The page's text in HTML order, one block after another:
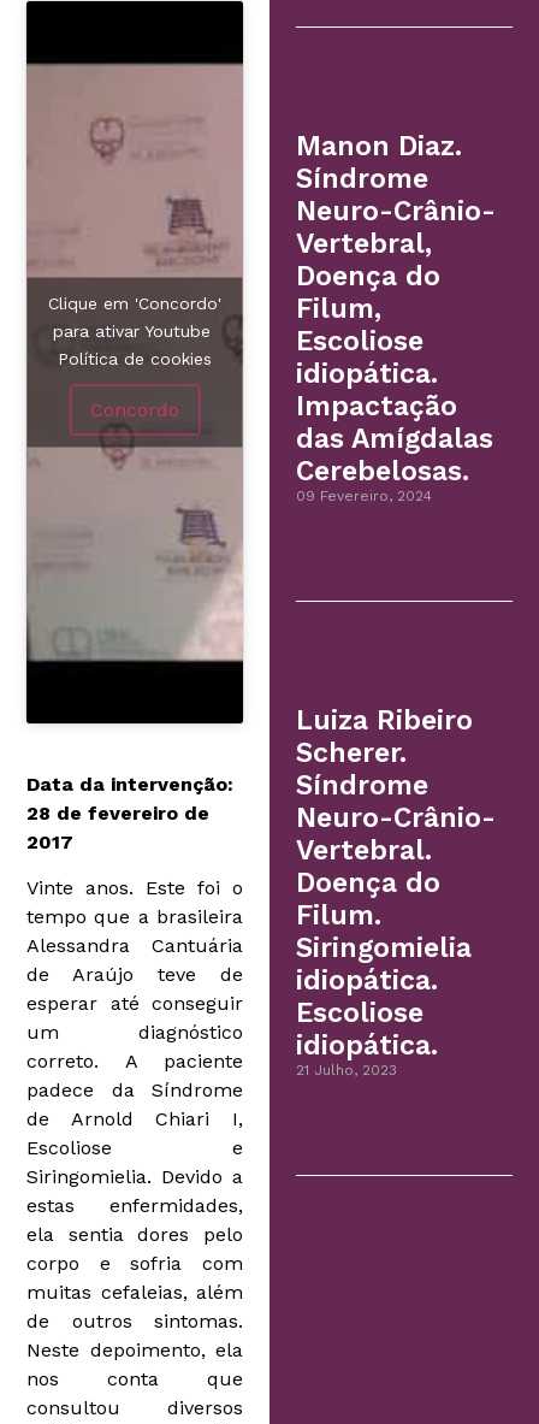
Clique em 'Concordo'
para ativar Youtube
Política de cookies
Concordo
Data da intervenção:
28 de fevereiro de
2017
Vinte anos. Este foi o
tempo que a brasileira
Alessandra Cantuária
de Araújo teve de
esperar até conseguir
um diagnóstico
correto. A paciente
padece da Síndrome
de Arnold Chiari I,
Escoliose e
Siringomielia. Devido a
estas enfermidades,
ela sentia dores pelo
corpo e sofria com
muitas cefaleias, além
de outros sintomas.
Neste depoimento, ela
nos conta que
consultou diversos
Manon Diaz.
Síndrome
Neuro-Crânio-
Vertebral,
Doença do
Filum,
Escoliose
idiopática.
Impactação
das Amígdalas
Cerebelosas.
09 Fevereiro, 2024
Luiza Ribeiro
Scherer.
Síndrome
Neuro-Crânio-
Vertebral.
Doença do
Filum.
Siringomielia
idiopática.
Escoliose
idiopática.
21 Julho, 2023